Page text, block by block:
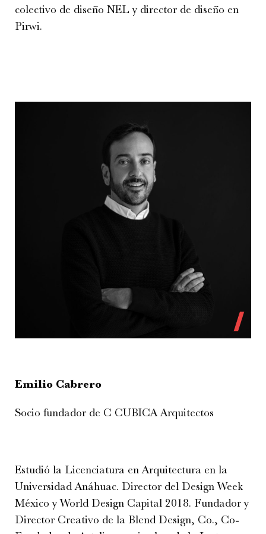
colectivo de diseño NEL y director de diseño en
Pirwi.
Emilio Cabrero
Socio fundador de C CUBICA Arquitectos
Estudió la Licenciatura en Arquitectura en la
Universidad Anáhuac. Director del Design Week
México y World Design Capital 2018. Fundador y
Director Creativo de la Blend Design, Co., Co-